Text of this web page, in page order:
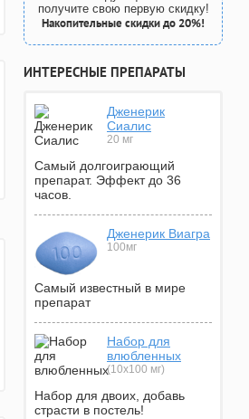
получите свою первую скидку!
Накопительные скидки до 20%!
ИНТЕРЕСНЫЕ ПРЕПАРАТЫ
Дженерик
Сиалис
20 мг
Самый долгоиграющий
препарат. Эффект до 36
часов.
Дженерик Виагра
100мг
Самый известный в мире
препарат
Набор для
влюбленных
(10х100 мг)
Набор для двоих, добавь
страсти в постель!